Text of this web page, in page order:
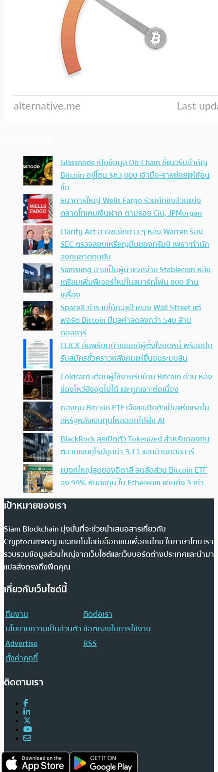
Glassnode เปิดข้อมูล On-Chain ชี้แนวรับสำคัญ
Bitcoin อยู่โซน $63,000 เจ้ามือ-รายย่อยแห่ช้อน
ซื้อ
ธนาคารใหญ่ Wells Fargo ร่วมศึกชิงส่วนแบ่ง
ตลาดโทเคนเงินฝาก ตามรอย Citi, JPMorgan
Clarity Act อาจชะงักยาว ๆ หลัง Warren ร้อง
SEC ตรวจสอบเหรียญมีมของทรัมป์ เพราะทำนัก
ลงทุนขาดทุนยับ
Samsung อาจเป็นผู้นำแจกจ่าย Stablecoin หลัง
เตรียมเพิ่มฟีเจอร์ใหม่ในสมาร์ทโฟน 800 ล้าน
เครื่อง
SpaceX ทำรายได้ทะลุเป้าของ Wall Street แต่
พอร์ต Bitcoin มีมูลค่าลดลงกว่า 540 ล้าน
ดอลลาร์
CLICX ลั่นพร้อมดำเนินคดีผู้ตั้งใจบิดหนี้ พร้อมปิด
รับสมัครชั่วคราวหลังคนแห่ยื่นจนระบบล้น
Coldcard เตือนผู้ใช้งานรีบย้าย Bitcoin ด่วน หลัง
ช่องโหว่ยังอุดไม่ได้ และถูกเจาะต่อเนื่อง
กองทุน Bitcoin ETF เจ๊งและปิดตัวเป็นแห่งแรกใน
สหรัฐหลังเงินทุนไหลออกไปฝั่ง AI
BlackRock ลุยเปิดตัว Tokenized สำหรับกองทุน
ตลาดเงินยุโรปมูลค่า 3.11 แสนล้านดอลลาร์
แบงก์ใหญ่สุดของอิตาลี ลดสัดส่วน Bitcoin ETF
ลง 99% หันลงทุน ใน Ethereum แทนถึง 3 เท่า
เป้าหมายของเรา
Siam Blockchain มุ่งมั่นที่จะช่วยนำเสนอสารเกี่ยวกับ
Cryptocurrency และเทคโนโลยีบล็อกเชนเพื่อคนไทย ในภาษาไทย เรา
รวบรวมข้อมูลส่วนใหญ่จากเว็บไซต์และเว็บบอร์ดต่างประเทศและนำมา
แปลส่งตรงถึงฟีดคุณ
เกี่ยวกับเว็บไซต์นี้
ทีมงาน
ติดต่อเรา
นโยบายความเป็นส่วนตัวข้อตกลงในการใช้งาน
Advertise
RSS
ตั้งค่าคุกกี้
ติดตามเรา